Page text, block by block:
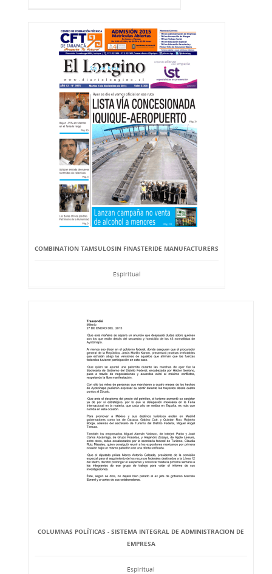
COMBINATION TAMSULOSIN FINASTERIDE MANUFACTURERS
Espiritual
COLUMNAS POLÍTICAS - SISTEMA INTEGRAL DE ADMINISTRACION DE
EMPRESA
Espiritual